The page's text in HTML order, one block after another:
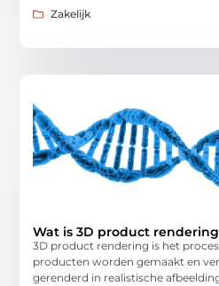
Zakelijk
Wat is 3D product
3D product rendering is het
producten worden gemaakt en
gerenderd in realistische